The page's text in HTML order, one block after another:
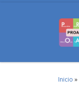
Inicio »